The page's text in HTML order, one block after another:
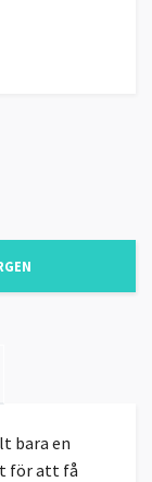
bara en
för att få